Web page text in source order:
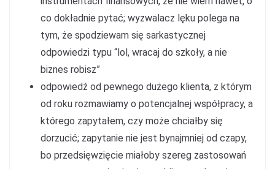
co dokładnie pytać; wyzwalacz lęku polega na
tym, że spodziewam się sarkastycznej
odpowiedzi typu “lol, wracaj do szkoły, a nie
biznes robisz”
odpowiedź od pewnego dużego klienta, z którym
od roku rozmawiamy o potencjalnej współpracy, a
którego zapytałem, czy może chciałby się
dorzucić; zapytanie nie jest bynajmniej od czapy,
bo przedsięwzięcie miałoby szereg zastosowań